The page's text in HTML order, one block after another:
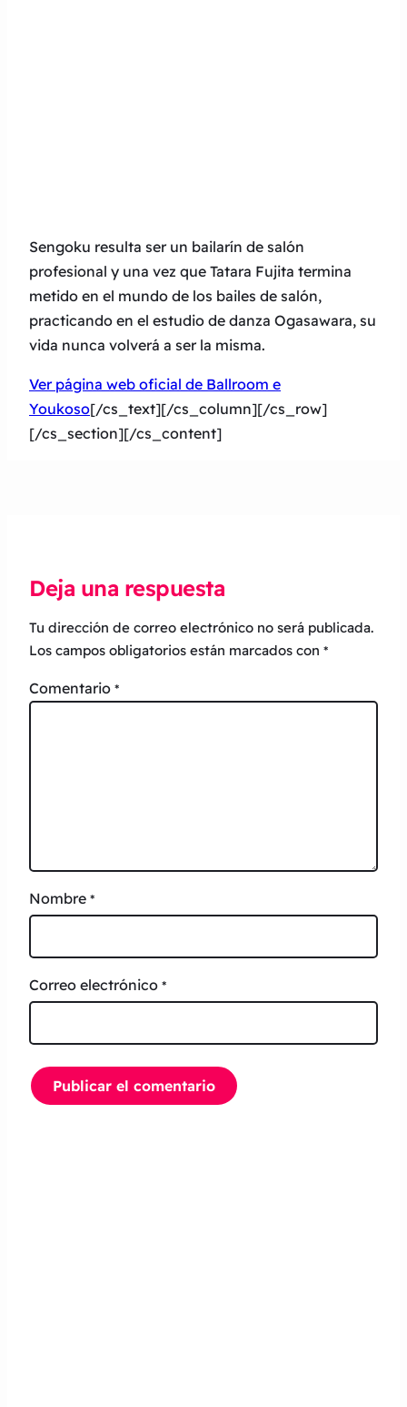
Sengoku resulta ser un bailarín de salón
profesional y una vez que Tatara Fujita termina
metido en el mundo de los bailes de salón,
practicando en el estudio de danza Ogasawara, su
vida nunca volverá a ser la misma.
Ver página web oficial de Ballroom e
Youkoso[/cs_text][/cs_column][/cs_row]
[/cs_section][/cs_content]
Deja una respuesta
Tu dirección de correo electrónico no será publicada.
Los campos obligatorios están marcados con *
Comentario *
Nombre *
Correo electrónico *